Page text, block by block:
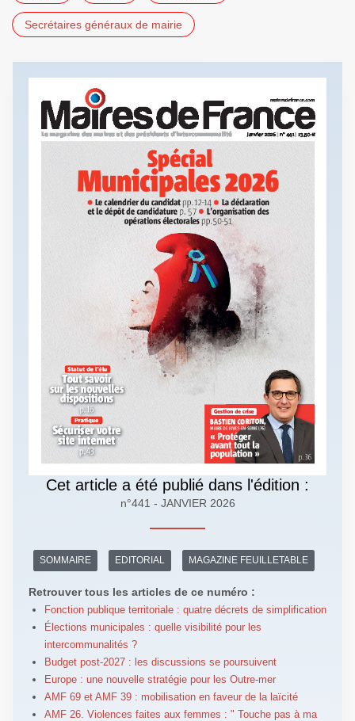
Secrétaires généraux de mairie
Cet article a été publié dans l'édition :
n°441 - JANVIER 2026
SOMMAIRE EDITORIAL MAGAZINE FEUILLETABLE
Retrouver tous les articles de ce numéro :
Fonction publique territoriale : quatre décrets de simplification
Élections municipales : quelle visibilité pour les
intercommunalités ?
Budget post-2027 : les discussions se poursuivent
Europe : une nouvelle stratégie pour les Outre-mer
AMF 69 et AMF 39 : mobilisation en faveur de la laïcité
AMF 26. Violences faites aux femmes : " Touche pas à ma